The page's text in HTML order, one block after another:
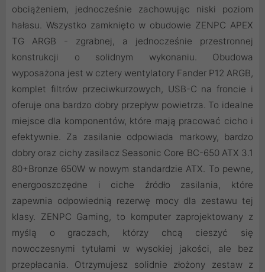
obciążeniem, jednocześnie zachowując niski poziom
hałasu. Wszystko zamknięto w obudowie ZENPC APEX
TG ARGB - zgrabnej, a jednocześnie przestronnej
konstrukcji o solidnym wykonaniu. Obudowa
wyposażona jest w cztery wentylatory Fander P12 ARGB,
komplet filtrów przeciwkurzowych, USB-C na froncie i
oferuje ona bardzo dobry przepływ powietrza. To idealne
miejsce dla komponentów, które mają pracować cicho i
efektywnie. Za zasilanie odpowiada markowy, bardzo
dobry oraz cichy zasilacz Seasonic Core BC-650 ATX 3.1
80+Bronze 650W w nowym standardzie ATX. To pewne,
energooszczędne i ciche źródło zasilania, które
zapewnia odpowiednią rezerwę mocy dla zestawu tej
klasy. ZENPC Gaming, to komputer zaprojektowany z
myślą o graczach, którzy chcą cieszyć się
nowoczesnymi tytułami w wysokiej jakości, ale bez
przepłacania. Otrzymujesz solidnie złożony zestaw z